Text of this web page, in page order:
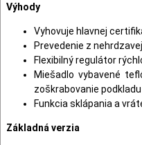
Výhody
Vyhovuje hlavnej
Prevedenie z
Flexibilný regulátor
Miešadlo vybavené
zoškrabovanie podkladu
Funkcia sklápania a
Základná verzia